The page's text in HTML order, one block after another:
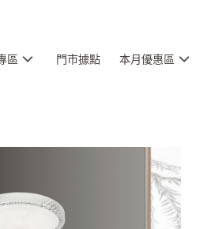
區 門市據點 本月優惠區